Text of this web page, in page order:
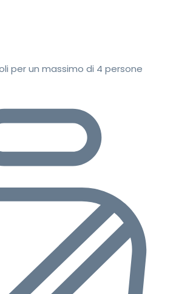
per un massimo di 4 persone